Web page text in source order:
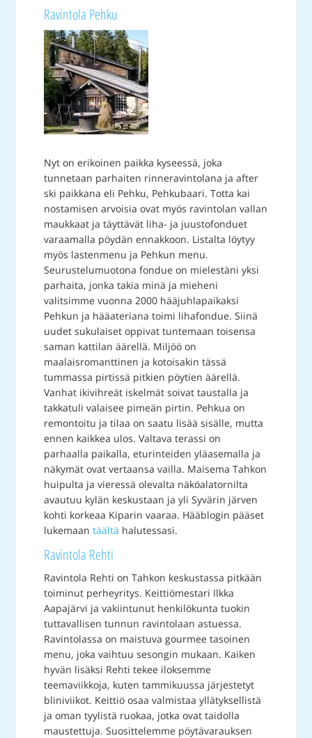
Ravintola Pehku
Nyt on erikoinen paikka kyseessä, joka
tunnetaan parhaiten rinneravintolana ja after
ski paikkana eli Pehku, Pehkubaari. Totta kai
nostamisen arvoisia ovat myös ravintolan vallan
maukkaat ja täyttävät liha- ja juustofonduet
varaamalla pöydän ennakkoon. Listalta löytyy
myös lastenmenu ja Pehkun menu.
Seurustelumuotona fondue on mielestäni yksi
parhaita, jonka takia minä ja mieheni
valitsimme vuonna 2000 hääjuhlapaikaksi
Pehkun ja hääateriana toimi lihafondue. Siinä
uudet sukulaiset oppivat tuntemaan toisensa
saman kattilan äärellä. Miljöö on
maalaisromanttinen ja kotoisakin tässä
tummassa pirtissä pitkien pöytien äärellä.
Vanhat ikivihreät iskelmät soivat taustalla ja
takkatuli valaisee pimeän pirtin. Pehkua on
remontoitu ja tilaa on saatu lisää sisälle, mutta
ennen kaikkea ulos. Valtava terassi on
parhaalla paikalla, eturinteiden yläasemalla ja
näkymät ovat vertaansa vailla. Maisema Tahkon
huipulta ja vieressä olevalta näköalatornilta
avautuu kylän keskustaan ja yli Syvärin järven
kohti korkeaa Kiparin vaaraa. Hääblogin pääset
lukemaan täältä halutessasi.
Ravintola Rehti
Ravintola Rehti on Tahkon keskustassa pitkään
toiminut perheyritys. Keittiömestari Ilkka
Aapajärvi ja vakiintunut henkilökunta tuokin
tuttavallisen tunnun ravintolaan astuessa.
Ravintolassa on maistuva gourmee tasoinen
menu, joka vaihtuu sesongin mukaan. Kaiken
hyvän lisäksi Rehti tekee iloksemme
teemaviikkoja, kuten tammikuussa järjestetyt
bliniviikot. Keittiö osaa valmistaa yllätyksellistä
ja oman tyylistä ruokaa, jotka ovat taidolla
maustettuja. Suosittelemme pöytävarauksen